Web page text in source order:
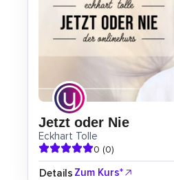
Jetzt oder Nie
Eckhart Tolle
0 (0)
Details Zum Kurs*